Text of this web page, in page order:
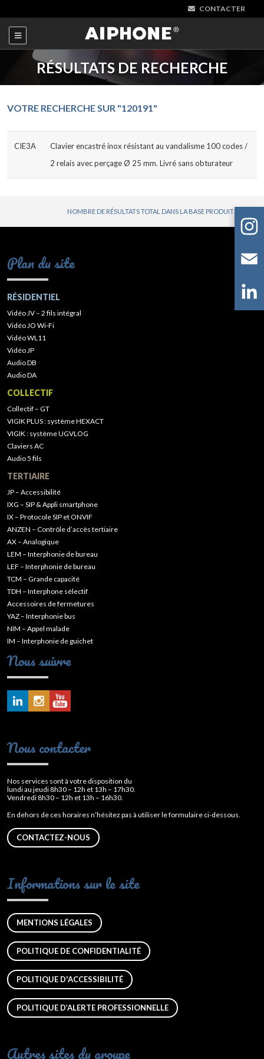
CONTACTER
RÉSULTATS DE RECHERCHE
VOTRE RECHERCHE SUR "120191"
CIE3A
Clavier encastré inox résistant au vandalisme 100 codes /
2 relais avec perçage Ø 25 mm. Livré sans obturateur
NOMBRE DE RÉSULTATS TOTAL DANS LA BASE PRODUITS : 1
Plan du site
RÉSIDENTIEL
Vidéo JV – 2 fils intégral
Vidéo JO Wi-Fi
Vidéo WL11
Vidéo JP
Audio DB
Audio DA
COLLECTIF
Collectif – GT
VIGIK PLUS : système HEXACT
VIGIK : système UGVLOG
Claviers AC
Audio 5 fils
TERTIAIRE
JP – Accessibilité
IXG – SIP & Appli smartphone
IX – Protocole SIP et ONVIF
ANZEN – Contrôle d’accès tertiaire
AX – Analogique
LEM – Interphonie de bureau
LEF – Interphonie de bureau
TCM – Grande capacité
TDH – Interphone sélectif
Accessoires de fermetures
YAZ – Interphonie bus
NIM – Appel malade
IM – Interphonie de guichet
Nous suivre
Nous contacter
Nos services sont à votre disposition du
lundi au jeudi 8h30 – 12h et 13h – 17h30.
Vendredi 8h30 – 12h et 13h – 16h30.
En dehors de ces horaires n’hésitez pas à utiliser le formulaire ci-dessous.
CONTACTEZ-NOUS
Informations sur le site
MENTIONS LÉGALES
POLITIQUE DE CONFIDENTIALITÉ
POLITIQUE D'ACCESSIBILITÉ
POLITIQUE D’ALERTE PROFESSIONNELLE
Autres sites du groupe